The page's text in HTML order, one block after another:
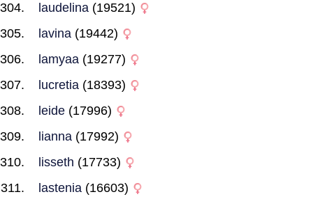
laudelina (19521)
lavina (19442)
lamyaa (19277)
lucretia (18393)
leide (17996)
lianna (17992)
lisseth (17733)
lastenia (16603)